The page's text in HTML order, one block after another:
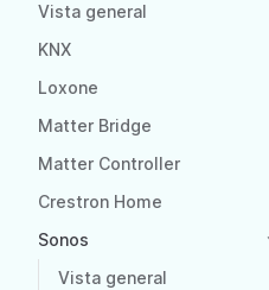
Vista general
KNX
Loxone
Matter Bridge
Matter Controller
Crestron Home
Sonos
Vista general